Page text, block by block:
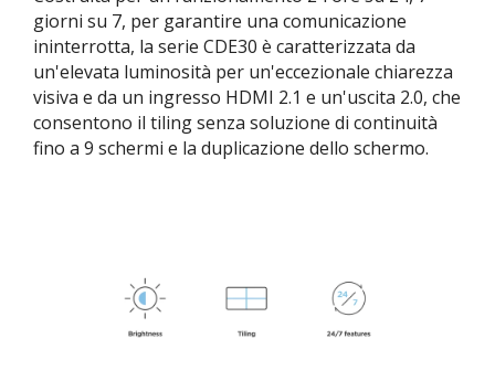
giorni su 7, per garantire una comunicazione
ininterrotta, la serie CDE30 è caratterizzata da
un'elevata luminosità per un'eccezionale chiarezza
visiva e da un ingresso HDMI 2.1 e un'uscita 2.0, che
consentono il tiling senza soluzione di continuità
fino a 9 schermi e la duplicazione dello schermo.